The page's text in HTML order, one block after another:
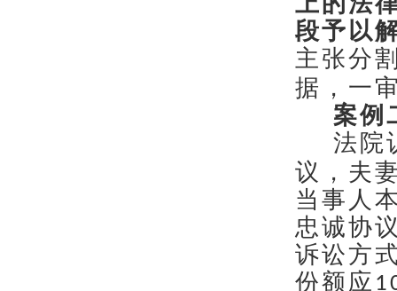
段予以
主张分
据，一
案例
法院
议，夫
当事人
忠诚协
诉讼方
份额应